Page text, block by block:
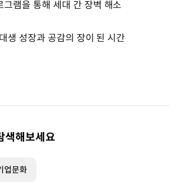
그램을 통해 세대 간 장벽 해소
생 성장과 공감의 장이 된 시간
색해보세요
업문화